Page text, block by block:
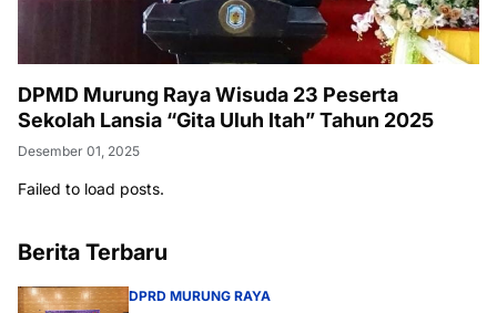
DPMD Murung Raya Wisuda 23 Peserta
Sekolah Lansia “Gita Uluh Itah” Tahun 2025
Desember 01, 2025
Failed to load posts.
Berita Terbaru
DPRD MURUNG RAYA